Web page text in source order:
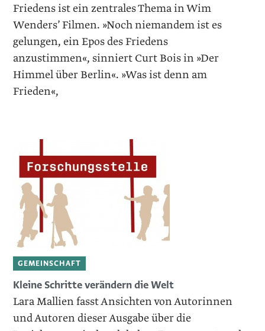
Friedens ist ein zentrales Thema in Wim
Wenders’ Filmen. »Noch niemandem ist es
gelungen, ein Epos des Friedens
anzustimmen«, sinniert Curt Bois in »Der
Himmel über Berlin«. »Was ist denn am
Frieden«,
GEMEINSCHAFT
Kleine Schritte verändern die Welt
Lara Mallien fasst Ansichten von Autorinnen
und Autoren dieser Ausgabe über die